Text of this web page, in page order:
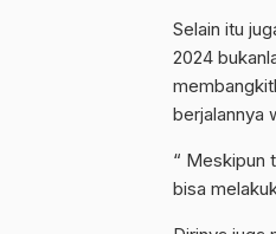
Selain itu
2024
berjalannya
“ Meskipun
bisa